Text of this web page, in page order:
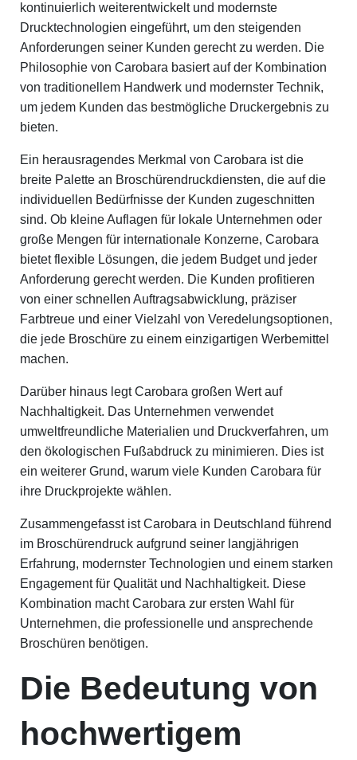
kontinuierlich weiterentwickelt und modernste
Drucktechnologien eingeführt, um den steigenden
Anforderungen seiner Kunden gerecht zu werden. Die
Philosophie von Carobara basiert auf der Kombination
von traditionellem Handwerk und modernster Technik,
um jedem Kunden das bestmögliche Druckergebnis zu
bieten.
Ein herausragendes Merkmal von Carobara ist die
breite Palette an Broschürendruckdiensten, die auf die
individuellen Bedürfnisse der Kunden zugeschnitten
sind. Ob kleine Auflagen für lokale Unternehmen oder
große Mengen für internationale Konzerne, Carobara
bietet flexible Lösungen, die jedem Budget und jeder
Anforderung gerecht werden. Die Kunden profitieren
von einer schnellen Auftragsabwicklung, präziser
Farbtreue und einer Vielzahl von Veredelungsoptionen,
die jede Broschüre zu einem einzigartigen Werbemittel
machen.
Darüber hinaus legt Carobara großen Wert auf
Nachhaltigkeit. Das Unternehmen verwendet
umweltfreundliche Materialien und Druckverfahren, um
den ökologischen Fußabdruck zu minimieren. Dies ist
ein weiterer Grund, warum viele Kunden Carobara für
ihre Druckprojekte wählen.
Zusammengefasst ist Carobara in Deutschland führend
im Broschürendruck aufgrund seiner langjährigen
Erfahrung, modernster Technologien und einem starken
Engagement für Qualität und Nachhaltigkeit. Diese
Kombination macht Carobara zur ersten Wahl für
Unternehmen, die professionelle und ansprechende
Broschüren benötigen.
Die Bedeutung von
hochwertigem